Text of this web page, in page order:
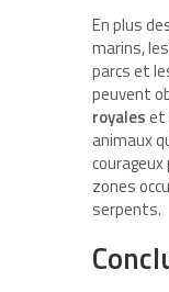
En plus
marins,
parcs et
peuvent
royaleset
animaux
zones
serpents.